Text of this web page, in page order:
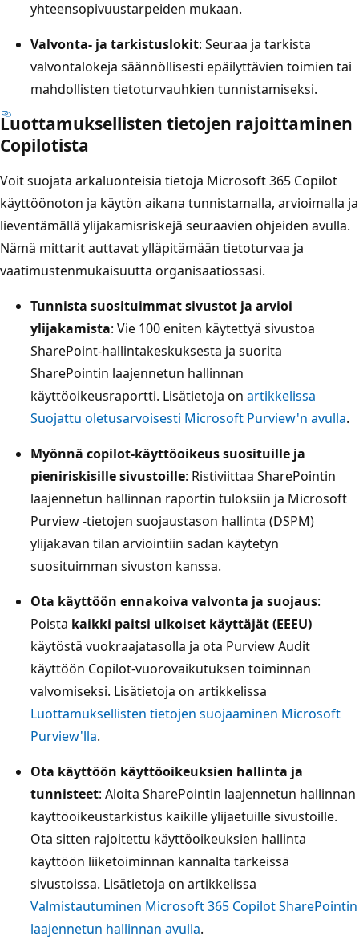
yhteensopivuustarpeiden mukaan.
Valvonta- ja tarkistuslokit: Seuraa ja tarkista
valvontalokeja säännöllisesti epäilyttävien toimien tai
mahdollisten tietoturvauhkien tunnistamiseksi.
Luottamuksellisten tietojen rajoittaminen
Copilotista
Voit suojata arkaluonteisia tietoja Microsoft 365 Copilot
käyttöönoton ja käytön aikana tunnistamalla, arvioimalla ja
lieventämällä ylijakamisriskejä seuraavien ohjeiden avulla.
Nämä mittarit auttavat ylläpitämään tietoturvaa ja
vaatimustenmukaisuutta organisaatiossasi.
Tunnista suosituimmat sivustot ja arvioi
ylijakamista: Vie 100 eniten käytettyä sivustoa
SharePoint-hallintakeskuksesta ja suorita
SharePointin laajennetun hallinnan
käyttöoikeusraportti. Lisätietoja on artikkelissa
Suojattu oletusarvoisesti Microsoft Purview'n avulla.
Myönnä copilot-käyttöoikeus suosituille ja
pieniriskisille sivustoille: Ristiviittaa SharePointin
laajennetun hallinnan raportin tuloksiin ja Microsoft
Purview -tietojen suojaustason hallinta (DSPM)
ylijakavan tilan arviointiin sadan käytetyn
suosituimman sivuston kanssa.
Ota käyttöön ennakoiva valvonta ja suojaus:
Poista kaikki paitsi ulkoiset käyttäjät (EEEU)
käytöstä vuokraajatasolla ja ota Purview Audit
käyttöön Copilot-vuorovaikutuksen toiminnan
valvomiseksi. Lisätietoja on artikkelissa
Luottamuksellisten tietojen suojaaminen Microsoft
Purview'lla.
Ota käyttöön käyttöoikeuksien hallinta ja
tunnisteet: Aloita SharePointin laajennetun hallinnan
käyttöoikeustarkistus kaikille ylijaetuille sivustoille.
Ota sitten rajoitettu käyttöoikeuksien hallinta
käyttöön liiketoiminnan kannalta tärkeissä
sivustoissa. Lisätietoja on artikkelissa
Valmistautuminen Microsoft 365 Copilot SharePointin
laajennetun hallinnan avulla.